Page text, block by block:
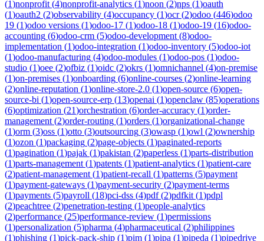
(1)nonprofit (4)nonprofit-analytics (1)noon (2)nps (1)oauth
(1)oauth2 (2)observability (4)occupancy (1)ocr(2)odoo (446)odoo
19 (1)odoo versions (1)odoo-17 (1)odoo-18 (1)odoo-19 (16)odoo-
accounting (6)odoo-crm (5)odoo-development (8)odoo-
implementation (1)odoo-integration (1)odoo-inventory (5)odoo-iot
(1)odoo-manufacturing (4)odoo-modules (1)odoo-pos (1)odoo-
studio (1)oee (2)ofbiz (1)oidc (2)okrs (1)omnichannel (4)on-premise
(1)on-premises (1)onboarding (6)online-courses (2)online-learning
(2)online-reputation (1)online-store-2.0 (1)open-source (6)open-
source-bi (1)open-source-erp (13)openai (1)openclaw (85)operations
(6)optimization (21)orchestration (6)order-accuracy (1)order-
management (2)order-routing (1)orders (1)organizational-change
(1)orm (3)oss (1)otto (3)outsourcing (3)owasp (1)owl (2)ownership
(1)ozon (1)packaging (2)page-objects (1)paginated-reports
(1)pagination (1)pajak (1)pakistan (2)paperless (1)parts-distribution
(1)parts-management (1)patents (1)patient-analytics (1)patient-care
(2)patient-management (1)patient-recall (1)patterns (5)payment
(1)payment-gateways (1)payment-security (2)payment-terms
(1)payments (5)payroll (18)pci-dss (4)pdf(2)pdfkit (1)pdpl
(2)peachtree (2)penetration-testing (1)people-analytics
(2)performance (25)performance-review (1)permissions
(1)personalization (5)pharma (4)pharmaceutical (2)philippines
(1)phishing (1)pick-pack-ship (1)pim (1)pipa (1)pipeda (1)pipedrive